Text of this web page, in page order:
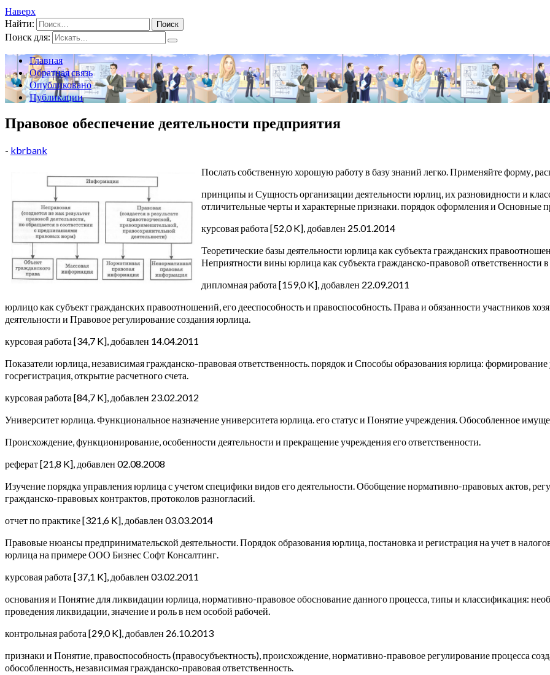
Наверх
Найти:
Поиск для:
Главная
Обратная связь
Опубликовано
Публикации
Правовое обеспечение деятельности предприятия
- kbrbank
Послать собственную хорошую работу в базу знаний легко. Применяйте форму,
принципы и Сущность организации деятельности юрлиц, их разновидности и
отличительные черты и характерные признаки. порядок оформления и Основные
курсовая работа [52,0 K], добавлен 25.01.2014
Теоретические базы деятельности юрлица как субъекта гражданских
Неприятности вины юрлица как субъекта гражданско-правовой ответственности
дипломная работа [159,0 K], добавлен 22.09.2011
юрлицо как субъект гражданских правоотношений, его дееспособность и правоспособность. Права и обязанности участников
деятельности и Правовое регулирование создания юрлица.
курсовая работа [34,7 K], добавлен 14.04.2011
Показатели юрлица, независимая гражданско-правовая ответственность. порядок и Способы образования юрлица:
госрегистрация, открытие расчетного счета.
курсовая работа [84,7 K], добавлен 23.02.2012
Университет юрлица. Функциональное назначение университета юрлица. его статус и Понятие учреждения. Обособленное
Происхождение, функционирование, особенности деятельности и прекращение учреждения его ответственности.
реферат [21,8 K], добавлен 02.08.2008
Изучение порядка управления юрлица с учетом специфики видов его деятельности. Обобщение нормативно-правовых актов,
гражданско-правовых контрактов, протоколов разногласий.
отчет по практике [321,6 K], добавлен 03.03.2014
Правовые нюансы предпринимательской деятельности. Порядок образования юрлица, постановка и регистрация на учет в
юрлица на примере ООО Бизнес Софт Консалтинг.
курсовая работа [37,1 K], добавлен 03.02.2011
основания и Понятие для ликвидации юрлица, нормативно-правовое обоснование данного процесса, типы и классификация:
проведения ликвидации, значение и роль в нем особой рабочей.
контрольная работа [29,0 K], добавлен 26.10.2013
признаки и Понятие, правоспособность (правосубъектность), происхождение, нормативно-правовое регулирование процесса
обособленность, независимая гражданско-правовая ответственность.